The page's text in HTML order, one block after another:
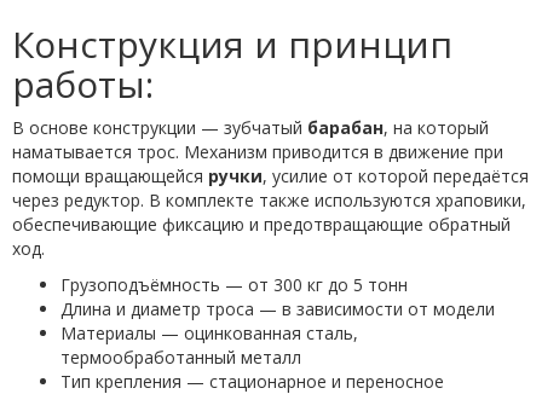
Конструкция и принцип
работы:
В основе конструкции — зубчатый барабан, на который
наматывается трос. Механизм приводится в движение при
помощи вращающейся ручки, усилие от которой передаётся
через редуктор. В комплекте также используются храповики,
обеспечивающие фиксацию и предотвращающие обратный
ход.
Грузоподъёмность — от 300 кг до 5 тонн
Длина и диаметр троса — в зависимости от модели
Материалы — оцинкованная сталь,
термообработанный металл
Тип крепления — стационарное и переносное